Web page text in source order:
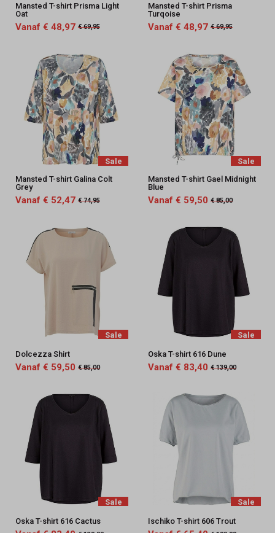
Mansted T-shirt Prisma Light
Oat
Vanaf € 48,97 € 69,95
Mansted T-shirt Prisma
Turqoise
Vanaf € 48,97 € 69,95
Sale
Mansted T-shirt Galina Colt
Grey
Vanaf € 52,47 € 74,95
Sale
Mansted T-shirt Gael Midnight
Blue
Vanaf € 59,50 € 85,00
Sale
Dolcezza Shirt
Vanaf € 59,50 € 85,00
Sale
Oska T-shirt 616 Dune
Vanaf € 83,40 € 139,00
Sale
Oska T-shirt 616 Cactus
Sale
Ischiko T-shirt 606 Trout